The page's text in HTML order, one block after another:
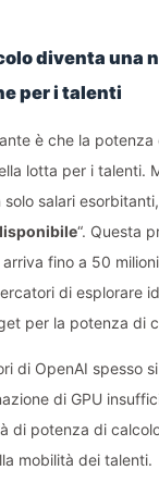
diventa una
per i talenti
è che la potenza
lotta per i talenti.
salari
“. Questa
fino a 50
di esplorare
per la potenza di
di OpenAI spesso
di GPU
di potenza di
mobilità dei talenti.